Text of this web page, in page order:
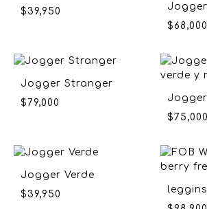
$ 39,950
$68,000
Jogger Stranger
$79,000
$75,000
Jogger Verde
$ 39,950